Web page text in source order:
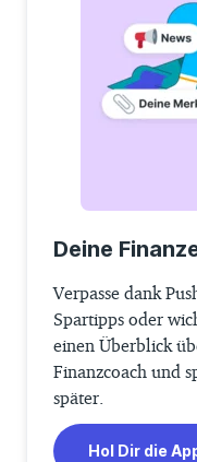
Deine
Verpasse dank
Spartipps oder
einen Überblick
Finanzcoach und
später.
Hol Dir die